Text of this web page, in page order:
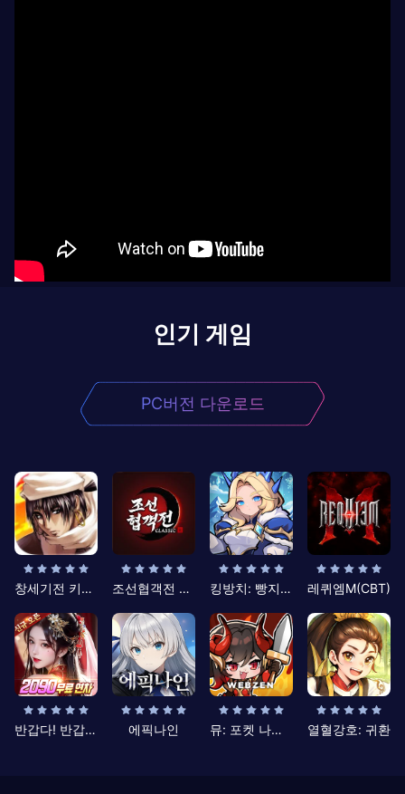
인기 게임
PC버전 다운로드
창세기전 키우기 조선협객전 클래식 킹방치: 빵지의 제왕 레퀴엠M(CBT)
반갑다! 반갑삼국지 에픽나인 뮤: 포켓 나이츠 열혈강호: 귀환